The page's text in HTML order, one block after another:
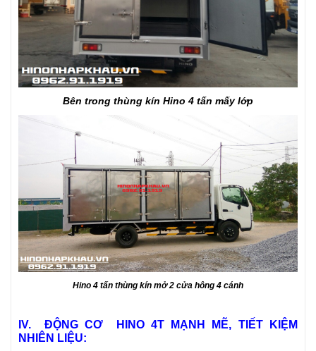
Bên trong thùng kín Hino 4 tấn mấy lớp
Hino 4 tấn thùng kín mở 2 cửa hông 4 cánh
IV. ĐỘNG CƠ HINO 4T MẠNH MẼ, TIẾT KIỆM
NHIÊN LIỆU: